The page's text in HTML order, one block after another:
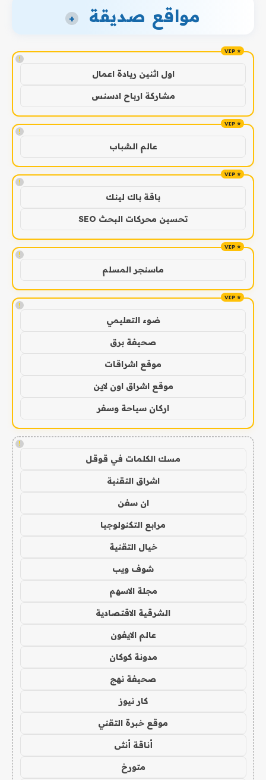
مواقع صديقة +
!
اول اثنين ريادة اعمال
مشاركة ارباح ادسنس
!
عالم الشباب
!
باقة باك لينك
تحسين محركات البحث SEO
!
ماسنجر المسلم
!
ضوء التعليمي
صحيفة برق
موقع اشراقات
موقع اشراق اون لاين
اركان سياحة وسفر
!
مسك الكلمات في قوقل
اشراق التقنية
ان سفن
مرابع التكنولوجيا
خيال التقنية
شوف ويب
مجلة الاسهم
الشرقية الاقتصادية
عالم الايفون
مدونة كوكان
صحيفة نهج
كار نيوز
موقع خبرة التقني
أناقة أنثى
متورخ